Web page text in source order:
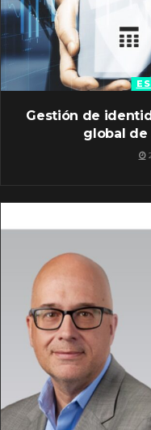
Gestión de
global de